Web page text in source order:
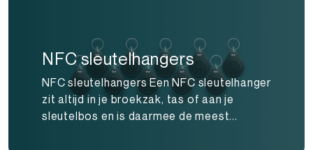
NFC sleutelhangers
NFC sleutelhangers Een NFC sleutelhanger
zit altijd in je broekzak, tas of aan je
sleutelbos en is daarmee de meest...